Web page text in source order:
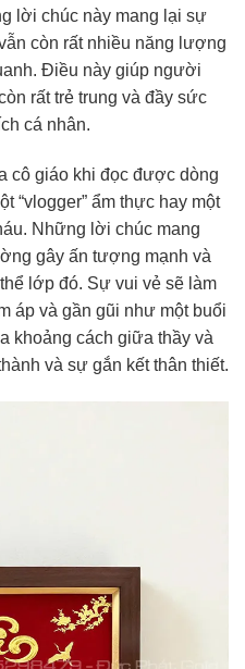
lời chúc này mang lại sự
còn rất nhiều năng lượng
Điều này giúp người
rất trẻ trung và đầy sức
cá nhân.
cô giáo khi đọc được dòng
“vlogger” ẩm thực hay một
Những lời chúc mang
gây ấn tượng mạnh và
lớp đó. Sự vui vẻ sẽ làm
áp và gần gũi như một buổi
khoảng cách giữa thầy và
và sự gắn kết thân thiết.